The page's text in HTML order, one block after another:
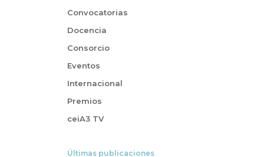
Convocatorias
Docencia
Consorcio
Eventos
Internacional
Premios
ceiA3 TV
Últimas publicaciones